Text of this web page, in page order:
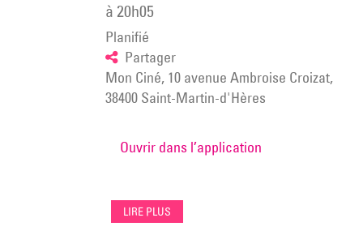
à 20h05
Planifié
Partager
Mon Ciné, 10 avenue Ambroise Croizat,
38400 Saint-Martin-d'Hères
Ouvrir dans l’application
LIRE PLUS